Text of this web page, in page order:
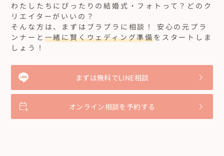
わたしたちにぴったりの結婚式・フォトって？どのク
リエイターがいいの？
そんな方は、まずはブラプラに相談！ 安心の元プラ
ンナーと 一緒に賢くウェディング準備をスタートしま
しょう！
まずは無料でLINE相談
オンライン相談を予約する